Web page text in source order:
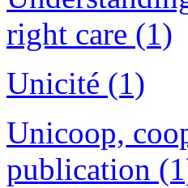
right care (1)
Unicité (1)
Unicoop,
publication